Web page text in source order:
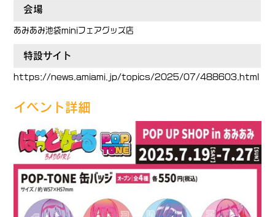
会場
あみあみ池袋miniフェアグッズ店
特設サイト
https://news.amiami.jp/topics/2025/07/488603.html
イベント詳細